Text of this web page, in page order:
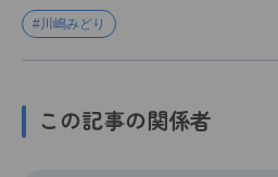
#川嶋みどり
この記事の関係者